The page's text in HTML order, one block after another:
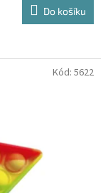
Do košíku
Kód: 5622